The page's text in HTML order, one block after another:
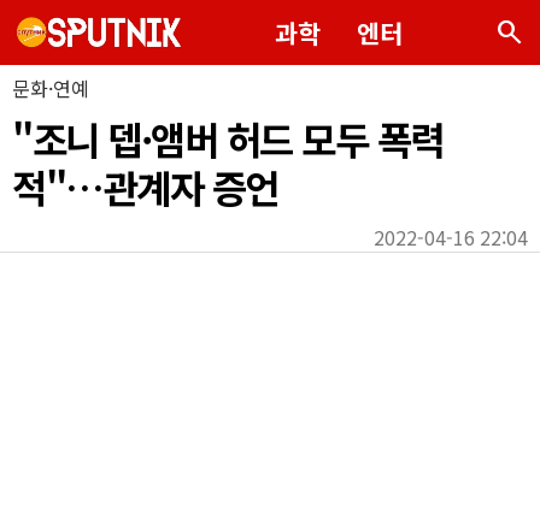
과학 엔터 search
문화·연예
"조니 뎁·앰버 허드 모두 폭력
적"…관계자 증언
2022-04-16 22:04